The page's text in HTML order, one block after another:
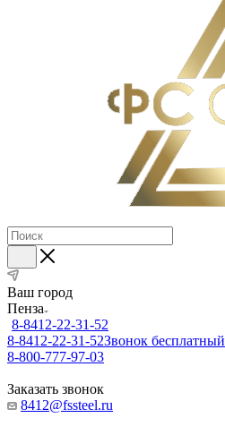
Ваш город
Пенза
8-8412-22-31-52
8-8412-22-31-52Звонок бесплатный
8-800-777-97-03
Заказать звонок
8412@fssteel.ru